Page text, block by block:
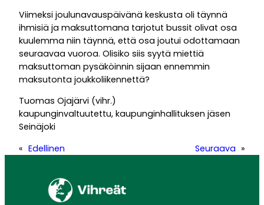
Viimeksi joulunavauspäivänä keskusta oli täynnä
ihmisiä ja maksuttomana tarjotut bussit olivat osa
kuulemma niin täynnä, että osa joutui odottamaan
seuraavaa vuoroa. Olisiko siis syytä miettiä
maksuttoman pysäköinnin sijaan ennemmin
maksutonta joukkoliikennettä?
Tuomas Ojajärvi (vihr.)
kaupunginvaltuutettu, kaupunginhallituksen jäsen
Seinäjoki
« Edellinen Seuraava »